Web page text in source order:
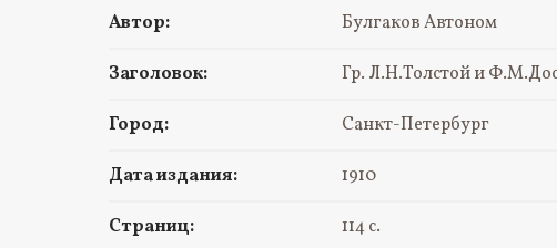
Автор: Булгаков Автоном
Заголовок: Гр. Л.Н.Толстой и
Город: Санкт-Петербург
Дата издания: 1910
Страниц: 114 с.